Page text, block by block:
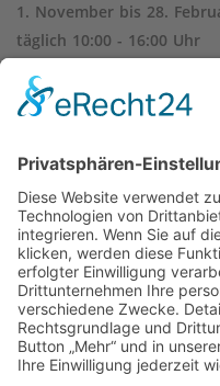
1. November bis 28.
täglich 10:00 - 16:00 Uhr
Das Betreten der Burg
pro Person 1,00 €
Kinder bis 5 Jahren
Führungen nach
Teilnehmerzahl 10